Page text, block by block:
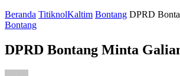
Beranda TitiknolKaltim Bontang DPRD
Bontang
DPRD Bontang Minta